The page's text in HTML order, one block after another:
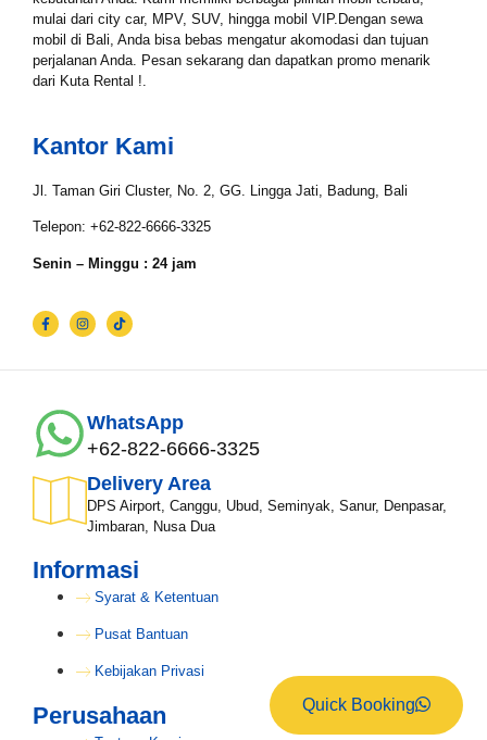
mulai dari city car, MPV, SUV, hingga mobil VIP.Dengan sewa
mobil di Bali, Anda bisa bebas mengatur akomodasi dan tujuan
perjalanan Anda. Pesan sekarang dan dapatkan promo menarik
dari Kuta Rental !.
Quick Booking
Kantor Kami
Jl. Taman Giri Cluster, No. 2, GG. Lingga Jati, Badung, Bali
Telepon: +62-822-6666-3325
Senin – Minggu : 24 jam
WhatsApp
+62-822-6666-3325
Delivery Area
DPS Airport, Canggu, Ubud, Seminyak, Sanur, Denpasar,
Jimbaran, Nusa Dua
Informasi
Syarat & Ketentuan
Pusat Bantuan
Kebijakan Privasi
Perusahaan